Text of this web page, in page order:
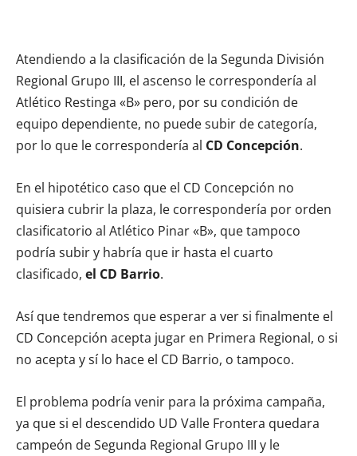
Atendiendo a la clasificación de la Segunda División
Regional Grupo III, el ascenso le correspondería al
Atlético Restinga «B» pero, por su condición de
equipo dependiente, no puede subir de categoría,
por lo que le correspondería al CD Concepción.
En el hipotético caso que el CD Concepción no
quisiera cubrir la plaza, le correspondería por orden
clasificatorio al Atlético Pinar «B», que tampoco
podría subir y habría que ir hasta el cuarto
clasificado, el CD Barrio.
Así que tendremos que esperar a ver si finalmente el
CD Concepción acepta jugar en Primera Regional, o si
no acepta y sí lo hace el CD Barrio, o tampoco.
El problema podría venir para la próxima campaña,
ya que si el descendido UD Valle Frontera quedara
campeón de Segunda Regional Grupo III y le